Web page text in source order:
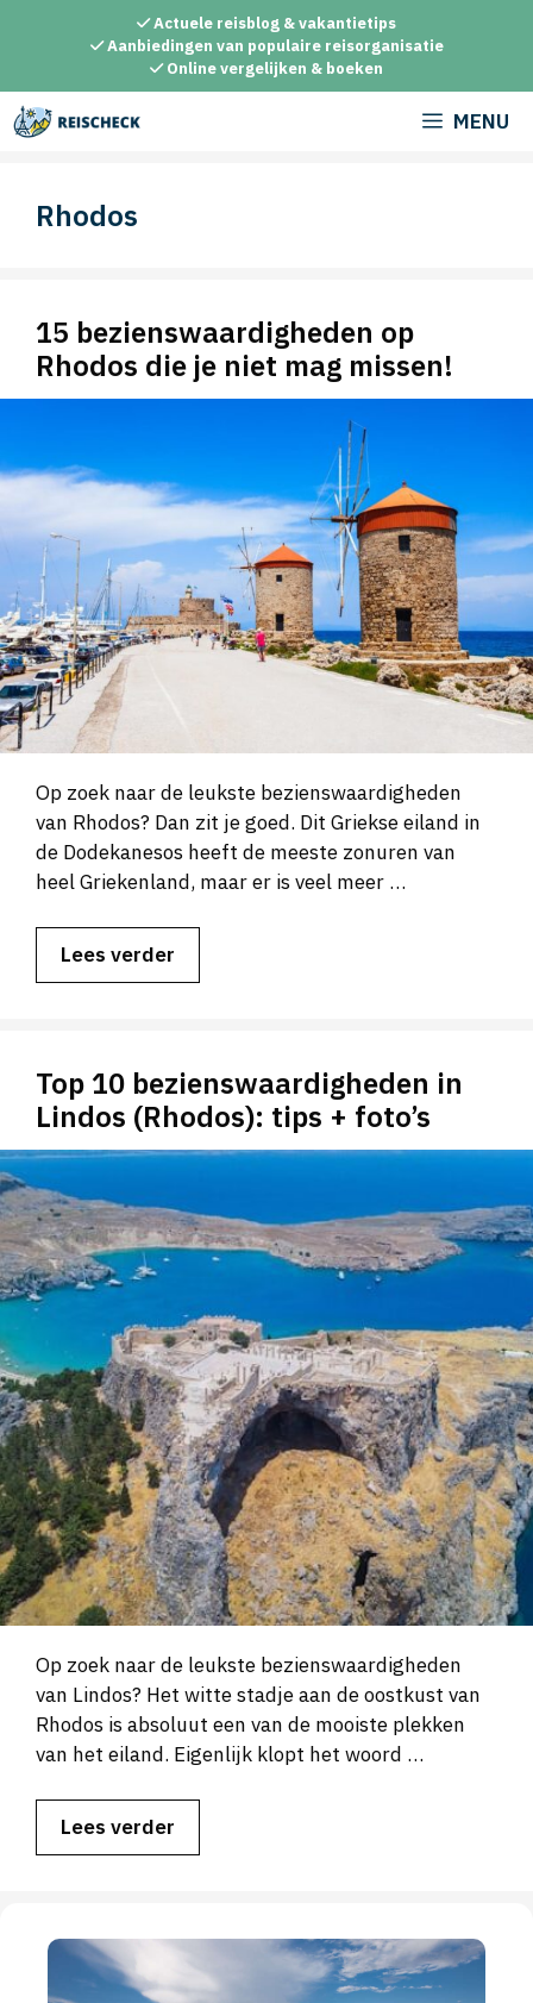
inhoud
Actuele reisblog & vakantietips
Aanbiedingen van populaire reisorganisatie
Online vergelijken & boeken
MENU
Rhodos
15 bezienswaardigheden op
Rhodos die je niet mag missen!
Op zoek naar de leukste bezienswaardigheden
van Rhodos? Dan zit je goed. Dit Griekse eiland in
de Dodekanesos heeft de meeste zonuren van
heel Griekenland, maar er is veel meer …
Lees verder
Top 10 bezienswaardigheden in
Lindos (Rhodos): tips + foto’s
Op zoek naar de leukste bezienswaardigheden
van Lindos? Het witte stadje aan de oostkust van
Rhodos is absoluut een van de mooiste plekken
van het eiland. Eigenlijk klopt het woord …
Lees verder